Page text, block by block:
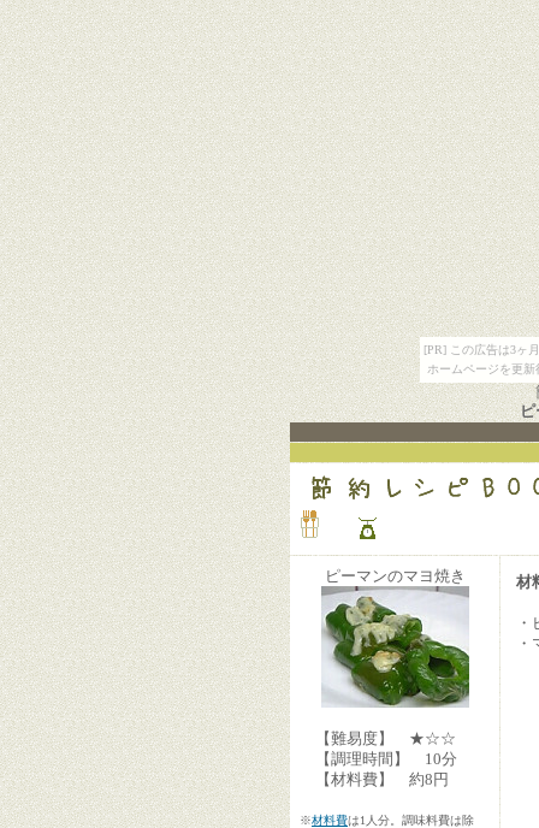
[PR] この広告は3ヶ
ホームページを更
ピーマンのマヨ焼き
【難易度】 ★☆☆
【調理時間】 10分
【材料費】 約8円
※材料費は1人分。調味料費は除
材